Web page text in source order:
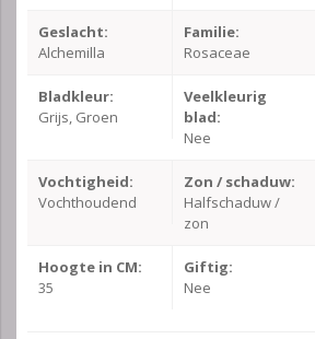
Geslacht:
Alchemilla
Familie:
Rosaceae
Bladkleur:
Grijs, Groen
Veelkleurig
blad:
Nee
Vochtigheid:
Vochthoudend
Zon / schaduw:
Halfschaduw /
zon
Hoogte in CM:
35
Giftig:
Nee